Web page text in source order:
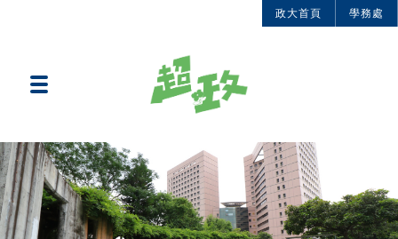
政大首頁 學務處